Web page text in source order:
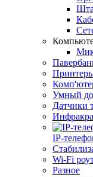
Умный
Датчики
IP-
Wi‑Fi
Разное